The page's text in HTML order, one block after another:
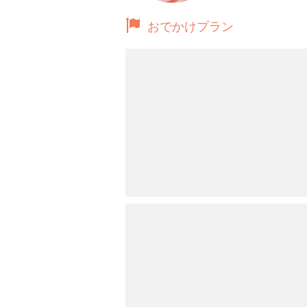
おでかけプラン